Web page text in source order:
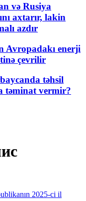
və Rusiya
axtarır, lakin
azdır
Avropadakı enerji
çevrilir
təhsil
təminat vermir?